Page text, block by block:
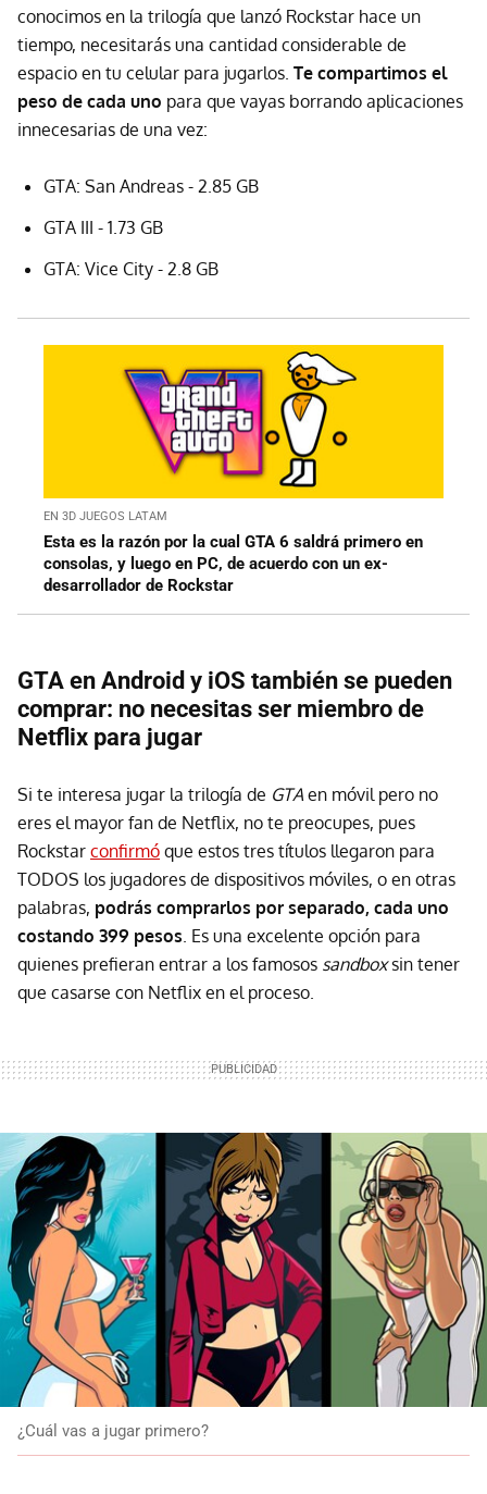
conocimos en la trilogía que lanzó Rockstar hace un
tiempo, necesitarás una cantidad considerable de
espacio en tu celular para jugarlos. Te compartimos el
peso de cada uno para que vayas borrando aplicaciones
innecesarias de una vez:
GTA: San Andreas - 2.85 GB
GTA III - 1.73 GB
GTA: Vice City - 2.8 GB
EN 3D JUEGOS LATAM
Esta es la razón por la cual GTA 6 saldrá primero en
consolas, y luego en PC, de acuerdo con un ex-
desarrollador de Rockstar
GTA en Android y iOS también se pueden
comprar: no necesitas ser miembro de
Netflix para jugar
Si te interesa jugar la trilogía de GTA en móvil pero no
eres el mayor fan de Netflix, no te preocupes, pues
Rockstar confirmó que estos tres títulos llegaron para
TODOS los jugadores de dispositivos móviles, o en otras
palabras, podrás comprarlos por separado, cada uno
costando 399 pesos. Es una excelente opción para
quienes prefieran entrar a los famosos sandboxsin tener
que casarse con Netflix en el proceso.
¿Cuál vas a jugar primero?